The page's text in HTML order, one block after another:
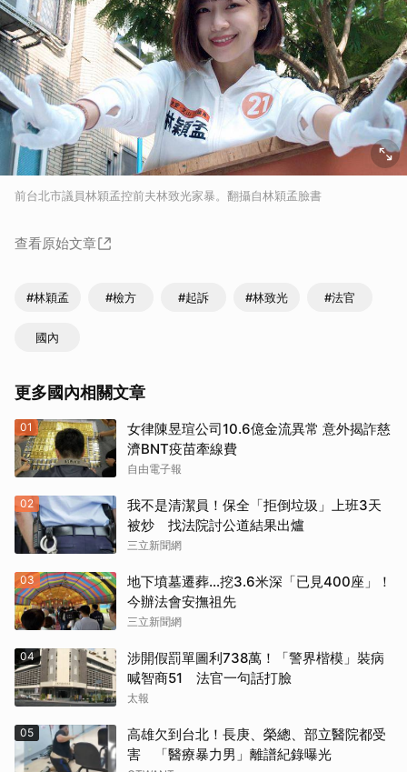
前台北市議員林穎孟控前夫林致光家暴。翻攝自林穎孟臉書
查看原始文章
#林穎孟 #檢方 #起訴 #林致光 #法官
國內
更多國內相關文章
01
女律陳昱瑄公司10.6億金流異常 意外揭詐慈
濟BNT疫苗牽線費
自由電子報
02
我不是清潔員！保全「拒倒垃圾」上班3天
被炒 找法院討公道結果出爐
三立新聞網
03
地下墳墓遷葬…挖3.6米深「已見400座」！
今辦法會安撫祖先
三立新聞網
04
涉開假罰單圖利738萬！「警界楷模」裝病
喊智商51 法官一句話打臉
太報
05
高雄欠到台北！長庚、榮總、部立醫院都受
害 「醫療暴力男」離譜紀錄曝光